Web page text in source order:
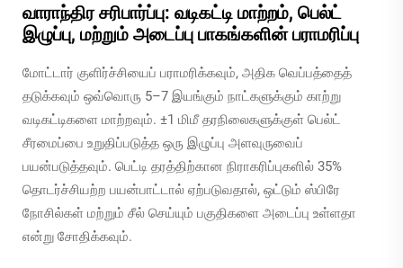
வாராந்திர சரிபார்ப்பு: வடிகட்டி மாற்றம், பெல்ட்
இழுப்பு, மற்றும் அடைப்பு பாகங்களின் பராமரிப்பு
மோட்டார் குளிர்ச்சியைப் பராமரிக்கவும், அதிக வெப்பத்தைத்
தடுக்கவும் ஒவ்வொரு 5–7 இயங்கும் நாட்களுக்கும் காற்று
வடிகட்டிகளை மாற்றவும். ±1 மிமீ தரநிலைகளுக்குள் பெல்ட்
சீரமைப்பை உறுதிப்படுத்த ஒரு இழுப்பு அளவுருவைப்
பயன்படுத்தவும். பெட்டி தரத்திற்கான நிராகரிப்புகளில் 35%
தொடர்ச்சியற்ற பயன்பாட்டால் ஏற்படுவதால், ஒட்டும் ஸ்பிரே
நோசில்கள் மற்றும் சீல் செய்யும் பகுதிகளை அடைப்பு உள்ளதா
என்று சோதிக்கவும்.